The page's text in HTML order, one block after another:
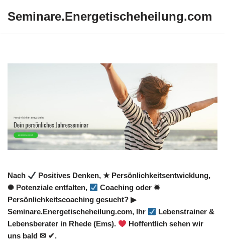
Seminare.Energetischeheilung.com
Nach
Positives Denken, ★ Persönlichkeitsentwicklung,
✺ Potenziale entfalten,
Coaching oder ✹
Persönlichkeitscoaching gesucht? ▶︎
Seminare.Energetischeheilung.com, Ihr
Lebenstrainer &
Lebensberater in Rhede (Ems).
Hoffentlich sehen wir
uns bald ✉ ✔.